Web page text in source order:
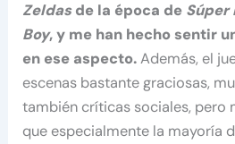
Zeldasde la época de Súper
Boy, y me han hecho sentir
en ese aspecto.Además, el
escenas bastante graciosas,
también críticas sociales, pero
que especialmente la mayoría